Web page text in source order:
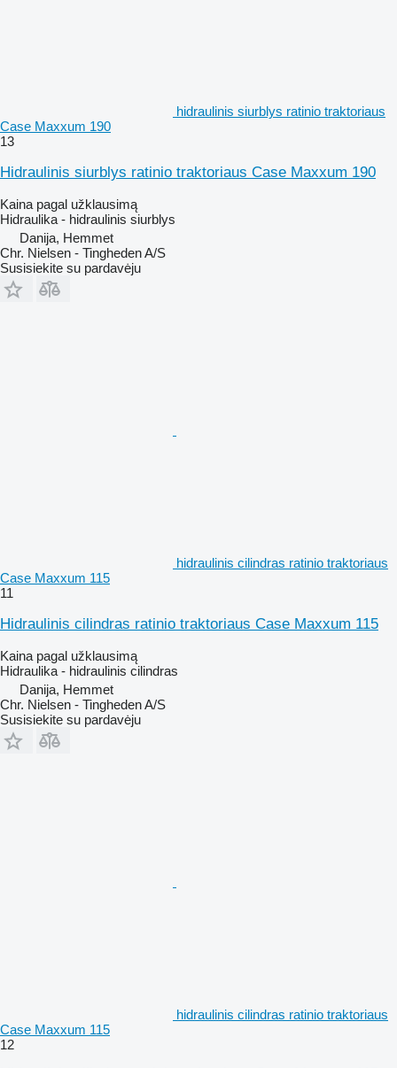
hidraulinis siurblys ratinio traktoriaus
Case Maxxum 190
13
Hidraulinis siurblys ratinio traktoriaus Case Maxxum 190
Kaina pagal užklausimą
Hidraulika - hidraulinis siurblys
Danija, Hemmet
Chr. Nielsen - Tingheden A/S
Susisiekite su pardavėju
hidraulinis cilindras ratinio traktoriaus
Case Maxxum 115
11
Hidraulinis cilindras ratinio traktoriaus Case Maxxum 115
Kaina pagal užklausimą
Hidraulika - hidraulinis cilindras
Danija, Hemmet
Chr. Nielsen - Tingheden A/S
Susisiekite su pardavėju
hidraulinis cilindras ratinio traktoriaus
Case Maxxum 115
12